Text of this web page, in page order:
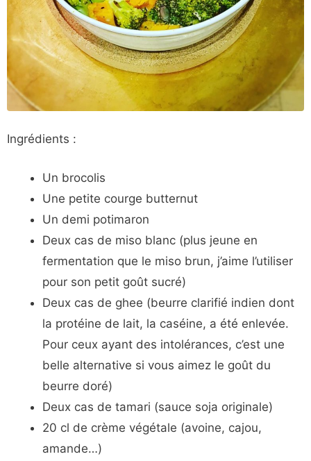
Ingrédients :
Un brocolis
Une petite courge butternut
Un demi potimaron
Deux cas de miso blanc (plus jeune en
fermentation que le miso brun, j’aime l’utiliser
pour son petit goût sucré)
Deux cas de ghee (beurre clarifié indien dont
la protéine de lait, la caséine, a été enlevée.
Pour ceux ayant des intolérances, c’est une
belle alternative si vous aimez le goût du
beurre doré)
Deux cas de tamari (sauce soja originale)
20 cl de crème végétale (avoine, cajou,
amande…)